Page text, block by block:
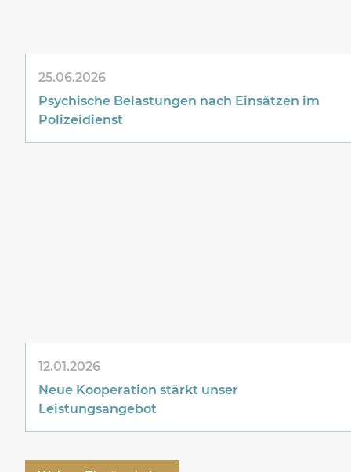
25.06.2026
Psychische Belastungen nach Einsätzen im
Polizeidienst
12.01.2026
Neue Kooperation stärkt unser
Leistungsangebot